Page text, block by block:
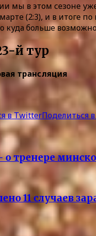
мы в этом сезоне
(2:3), и в итоге
куда больше
й тур
трансляция
в TwitterПоделиться
тренере
11 случаев